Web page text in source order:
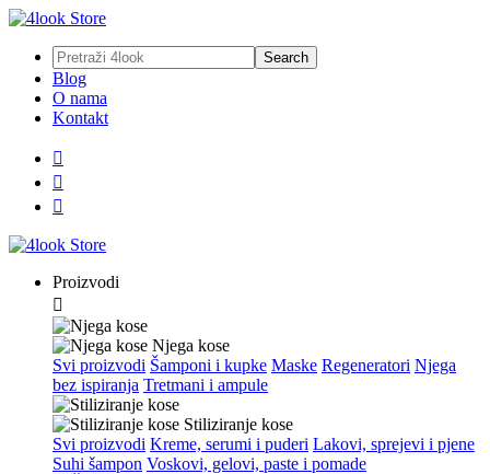
Blog
O nama
Kontakt



Proizvodi

Njega kose
Svi proizvodi Šamponi i kupke Maske Regeneratori Njega
bez ispiranja Tretmani i ampule
Stiliziranje kose
Svi proizvodi Kreme, serumi i puderi Lakovi, sprejevi i pjene
Suhi šampon Voskovi, gelovi, paste i pomade